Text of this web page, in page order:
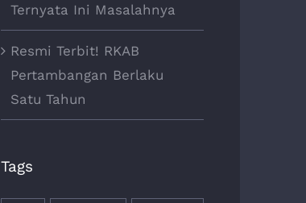
Ternyata Ini Masalahnya
Resmi Terbit! RKAB
Pertambangan Berlaku
Satu Tahun
Tags